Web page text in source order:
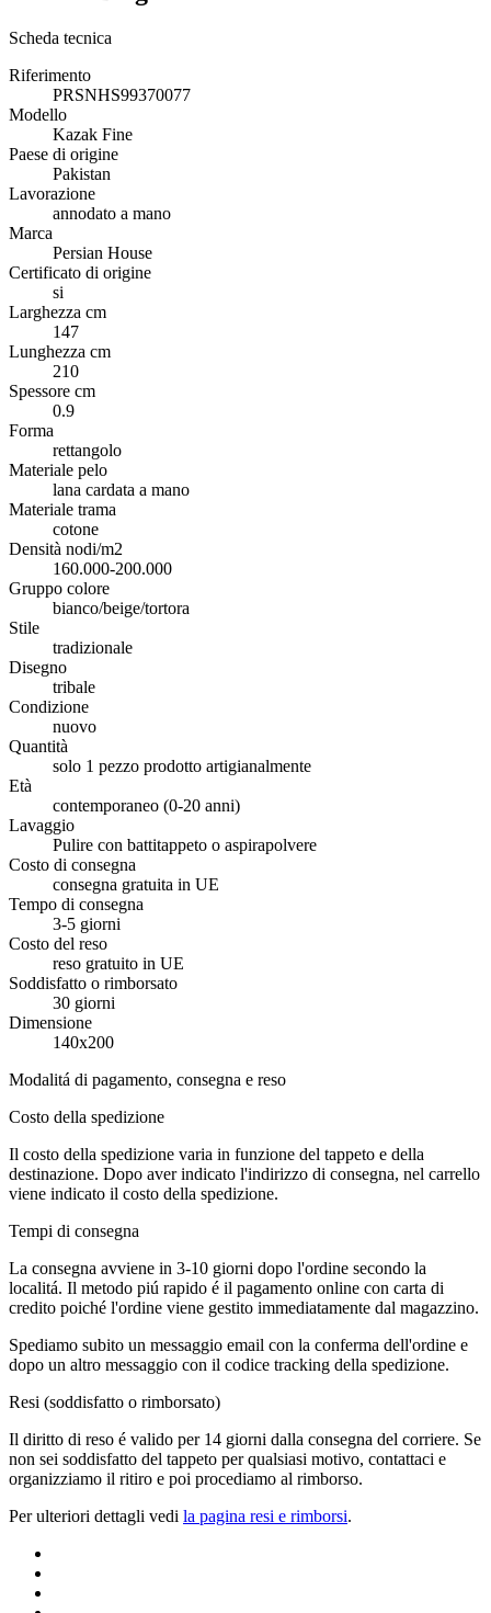
Scheda tecnica
Riferimento
PRSNHS99370077
Modello
Kazak Fine
Paese di origine
Pakistan
Lavorazione
annodato a mano
Marca
Persian House
Certificato di origine
si
Larghezza cm
147
Lunghezza cm
210
Spessore cm
0.9
Forma
rettangolo
Materiale pelo
lana cardata a mano
Materiale trama
cotone
Densità nodi/m2
160.000-200.000
Gruppo colore
bianco/beige/tortora
Stile
tradizionale
Disegno
tribale
Condizione
nuovo
Quantità
solo 1 pezzo prodotto artigianalmente
Età
contemporaneo (0-20 anni)
Lavaggio
Pulire con battitappeto o aspirapolvere
Costo di consegna
consegna gratuita in UE
Tempo di consegna
3-5 giorni
Costo del reso
reso gratuito in UE
Soddisfatto o rimborsato
30 giorni
Dimensione
140x200
Modalitá di pagamento, consegna e reso
Costo della spedizione
Il costo della spedizione varia in funzione del tappeto e della
destinazione. Dopo aver indicato l'indirizzo di consegna, nel carrello
viene indicato il costo della spedizione.
Tempi di consegna
La consegna avviene in 3-10 giorni dopo l'ordine secondo la
localitá. Il metodo piú rapido é il pagamento online con carta di
credito poiché l'ordine viene gestito immediatamente dal magazzino.
Spediamo subito un messaggio email con la conferma dell'ordine e
dopo un altro messaggio con il codice tracking della spedizione.
Resi (soddisfatto o rimborsato)
Il diritto di reso é valido per 14 giorni dalla consegna del corriere. Se
non sei soddisfatto del tappeto per qualsiasi motivo, contattaci e
organizziamo il ritiro e poi procediamo al rimborso.
Per ulteriori dettagli vedi la pagina resi e rimborsi.